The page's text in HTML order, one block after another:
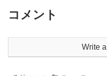
コメント
Write